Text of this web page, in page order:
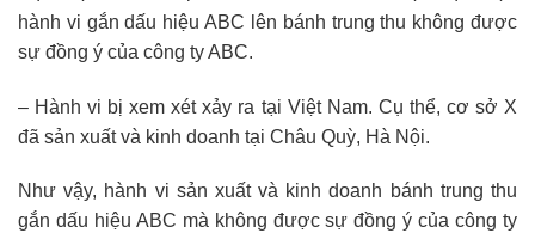
hành vi gắn dấu hiệu ABC lên bánh trung thu không được
sự đồng ý của công ty ABC.
– Hành vi bị xem xét xảy ra tại Việt Nam. Cụ thể, cơ sở X
đã sản xuất và kinh doanh tại Châu Quỳ, Hà Nội.
Như vậy, hành vi sản xuất và kinh doanh bánh trung thu
gắn dấu hiệu ABC mà không được sự đồng ý của công ty